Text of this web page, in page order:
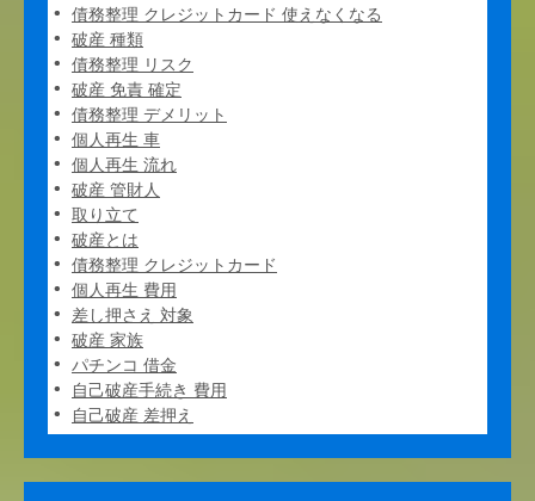
債務整理 クレジットカード 使えなくなる
破産 種類
債務整理 リスク
破産 免責 確定
債務整理 デメリット
個人再生 車
個人再生 流れ
破産 管財人
取り立て
破産とは
債務整理 クレジットカード
個人再生 費用
差し押さえ 対象
破産 家族
パチンコ 借金
自己破産手続き 費用
自己破産 差押え